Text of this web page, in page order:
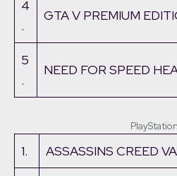
4
.
GTA V PREMIUM
5
.
NEED FOR SPEED
1. ASSASSINS CREED